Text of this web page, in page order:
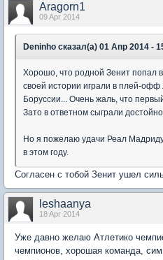
Aragorn1
09 Apr 2014
Deninho сказал(а) 01 Апр 2014 -
Хорошо, что родной Зенит попал
своей истории играли в плей-
Боруссии... Очень жаль, что
Зато в ответном сыграли
Но я пожелаю удачи Реал
в этом году.
Согласен с тобой Зенит ушел
leshaanya
18 Apr 2014
Уже давно желаю Атлетико
чемпионов, хорошая команда,